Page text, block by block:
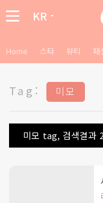
KR
Home 스타 뷰티 패
Tag: 미모
미모 tag, 검색결과